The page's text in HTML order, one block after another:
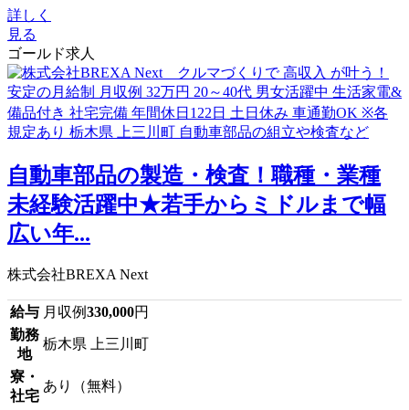
詳しく
見る
ゴールド求人
自動車部品の製造・検査！職種・業種
未経験活躍中★若手からミドルまで幅
広い年...
株式会社BREXA Next
給与 月収例330,000円
勤務
地
栃木県 上三川町
寮・
社宅
あり（無料）